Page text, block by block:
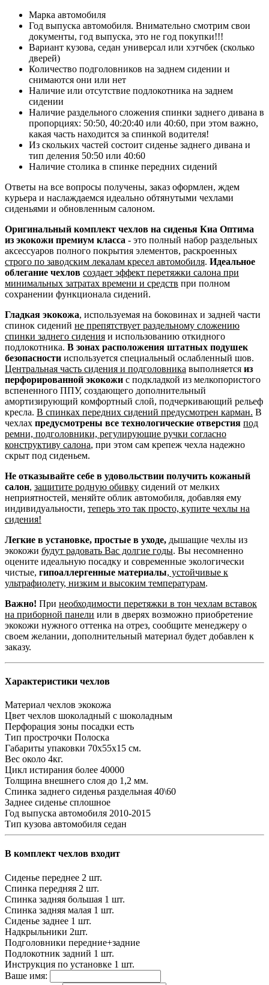
Марка автомобиля
Год выпуска автомобиля. Внимательно смотрим свои
документы, год выпуска, это не год покупки!!!
Вариант кузова, седан универсал или хэтчбек (сколько
дверей)
Количество подголовников на заднем сидении и
снимаются они или нет
Наличие или отсутствие подлокотника на заднем
сидении
Наличие раздельного сложения спинки заднего дивана в
пропорциях: 50:50, 40:20:40 или 40:60, при этом важно,
какая часть находится за спинкой водителя!
Из скольких частей состоит сиденье заднего дивана и
тип деления 50:50 или 40:60
Наличие столика в спинке передних сидений
Ответы на все вопросы получены, заказ оформлен, ждем
курьера и наслаждаемся идеально обтянутыми чехлами
сиденьями и обновленным салоном.
Оригинальный комплект чехлов на сиденья Киа Оптима
из экокожи премиум класса - это полный набор раздельных
аксессуаров полного покрытия элементов, раскроенных
строго по заводским лекалам кресел автомобиля. Идеальное
облегание чехлов создает эффект перетяжки салона при
минимальных затратах времени и средств при полном
сохранении функционала сидений.
Гладкая экокожа, используемая на боковинах и задней части
спинок сидений не препятствует раздельному сложению
спинки заднего сидения и использованию откидного
подлокотника. В зонах расположения штатных подушек
безопасности используется специальный ослабленный шов.
Центральная часть сидения и подголовника выполняется из
перфорированной экокожи с подкладкой из мелкопористого
вспененного ППУ, создающего дополнительный
амортизирующий комфортный слой, подчеркивающий рельеф
кресла. В спинках передних сидений предусмотрен карман. В
чехлах предусмотрены все технологические отверстия под
ремни, подголовники, регулирующие ручки согласно
конструктиву салона, при этом сам крепеж чехла надежно
скрыт под сиденьем.
Не отказывайте себе в удовольствии получить кожаный
салон, защитите родную обивку сидений от мелких
неприятностей, меняйте облик автомобиля, добавляя ему
индивидуальности, теперь это так просто, купите чехлы на
сидения!
Легкие в установке, простые в уходе, дышащие чехлы из
экокожи будут радовать Вас долгие годы. Вы несомненно
оцените идеальную посадку и современные экологически
чистые, гипоаллергенные материалы, устойчивые к
ультрафиолету, низким и высоким температурам.
Важно! При необходимости перетяжки в тон чехлам вставок
на приборной панели или в дверях возможно приобретение
экокожи нужного оттенка на отрез, сообщите менеджеру о
своем желании, дополнительный материал будет добавлен к
заказу.
Характеристики чехлов
Материал чехлов экокожа
Цвет чехлов шоколадный с шоколадным
Перфорация зоны посадки есть
Тип прострочки Полоска
Габариты упаковки 70х55х15 см.
Вес около 4кг.
Цикл истирания более 40000
Толщина внешнего слоя до 1,2 мм.
Спинка заднего сиденья раздельная 40\60
Заднее сиденье сплошное
Год выпуска автомобиля 2010-2015
Тип кузова автомобиля седан
В комплект чехлов входит
Сиденье переднее 2 шт.
Спинка передняя 2 шт.
Спинка задняя большая 1 шт.
Спинка задняя малая 1 шт.
Сиденье заднее 1 шт.
Надкрыльники 2шт.
Подголовники передние+задние
Подлокотник задний 1 шт.
Инструкция по установке 1 шт.
Ваше имя: